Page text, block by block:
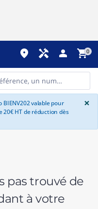
place handyman person shopping_cart0
BIENV202 valable pour
20€ HT de réduction dès
×
pas trouvé de
à votre